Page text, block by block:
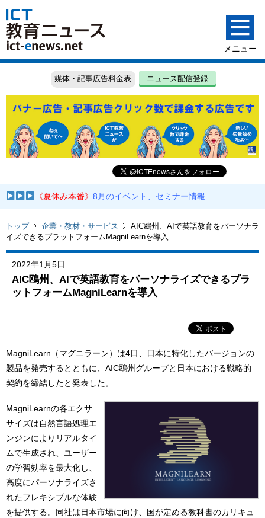
媒体・記事広告料金表 ニュース配信登録
《夏休み本番》8月のイベント、セミナー情報
トップ 企業・教材・サービス
AIC鴎州、AIで英語教育をパーソナラ
イズできるプラットフォームMagniLearnを導入
2022年1月5日
AIC鴎州、AIで英語教育をパーソナライズできるプラ
ットフォームMagniLearnを導入
MagniLearn（マグニラーン）は4日、日本に特化したバージョンの
製品を発売するとともに、AIC鴎州グループと日本における戦略的
契約を締結したと発表した。
MagniLearnの各エクサ
サイズは自然言語処理エ
ンジンによりリアルタイ
ムで生成され、ユーザー
の学習効率を最大化し、
高度にパーソナライズさ
れたフレキシブルな体験
を提供する。同社は日本市場に向け、国が定める教科書のカリキュ